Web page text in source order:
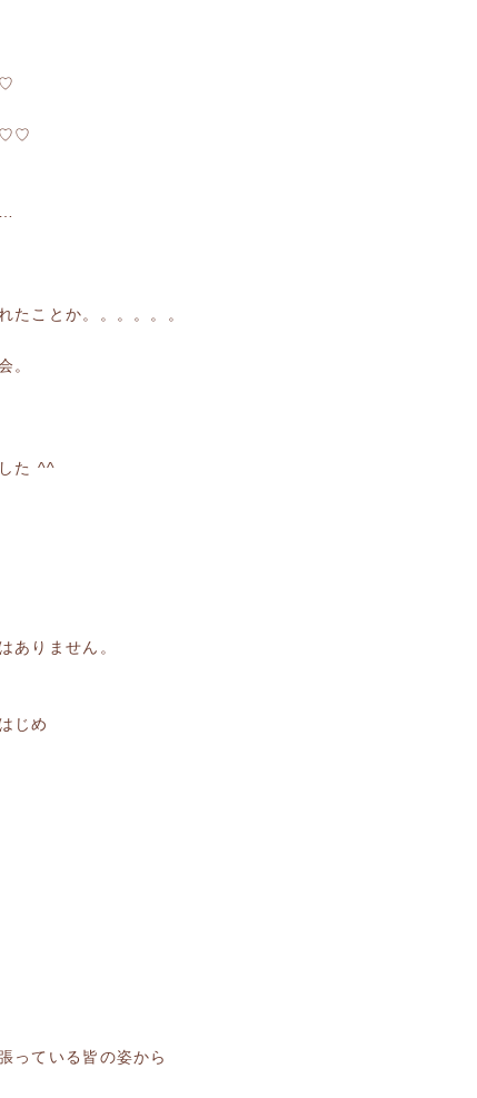
ことか。。。。。。
^^
りません。
じめ
っている皆の姿から